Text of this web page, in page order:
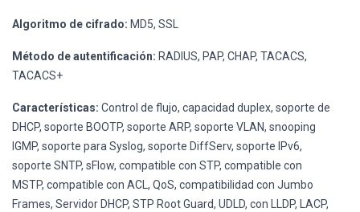
Algoritmo de cifrado: MD5, SSL
Método de autentificación: RADIUS, PAP, CHAP, TACACS,
TACACS+
Características: Control de flujo, capacidad duplex, soporte de
DHCP, soporte BOOTP, soporte ARP, soporte VLAN, snooping
IGMP, soporte para Syslog, soporte DiffServ, soporte IPv6,
soporte SNTP, sFlow, compatible con STP, compatible con
MSTP, compatible con ACL, QoS, compatibilidad con Jumbo
Frames, Servidor DHCP, STP Root Guard, UDLD, con LLDP, LACP,